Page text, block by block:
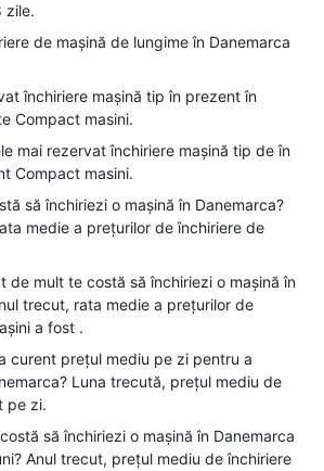
zile.
de mașină de lungime în Danemarca
închiriere mașină tip în prezent în
Compact masini.
mai rezervat închiriere mașină tip de în
Compact masini.
să închiriezi o mașină în Danemarca?
medie a prețurilor de închiriere de
de mult te costă să închiriezi o mașină în
trecut, rata medie a prețurilor de
a fost .
curent prețul mediu pe zi pentru a
Luna trecută, prețul mediu de
pe zi.
să închiriezi o mașină în Danemarca
Anul trecut, prețul mediu de închiriere